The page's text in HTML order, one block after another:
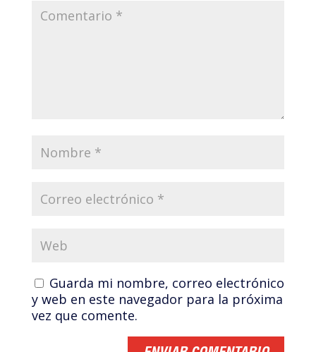
Guarda mi nombre, correo electrónico
y web en este navegador para la próxima
vez que comente.